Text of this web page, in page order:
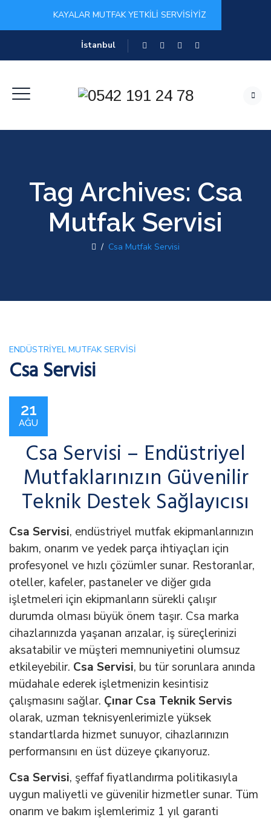
KAYALAR MUTFAK YETKİLİ SERVİSİYİZ
İstanbul
Tag Archives: Csa
Mutfak Servisi
/ Csa Mutfak Servisi
ENDÜSTRIYEL MUTFAK SERVISI
Csa Servisi
21
AĞU
Csa Servisi – Endüstriyel
Mutfaklarınızın Güvenilir
Teknik Destek Sağlayıcısı
Csa Servisi, endüstriyel mutfak ekipmanlarınızın
bakım, onarım ve yedek parça ihtiyaçları için
profesyonel ve hızlı çözümler sunar. Restoranlar,
oteller, kafeler, pastaneler ve diğer gıda
işletmeleri için ekipmanların sürekli çalışır
durumda olması büyük önem taşır. Csa marka
cihazlarınızda yaşanan arızalar, iş süreçlerinizi
aksatabilir ve müşteri memnuniyetini olumsuz
etkileyebilir. Csa Servisi, bu tür sorunlara anında
müdahale ederek işletmenizin kesintisiz
çalışmasını sağlar. Çınar Csa Teknik Servis
olarak, uzman teknisyenlerimizle yüksek
standartlarda hizmet sunuyor, cihazlarınızın
performansını en üst düzeye çıkarıyoruz.
Csa Servisi, şeffaf fiyatlandırma politikasıyla
uygun maliyetli ve güvenilir hizmetler sunar. Tüm
onarım ve bakım işlemlerimiz 1 yıl garanti